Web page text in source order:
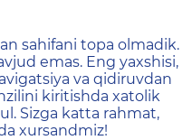
не
sahifani topa olmadik.
emas. Eng yaxshisi,
va qidiruvdan
kiritishda xatolik
Sizga katta rahmat,
xursandmiz!